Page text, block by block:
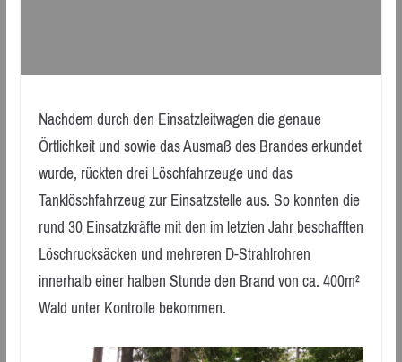
Nachdem durch den Einsatzleitwagen die genaue
Örtlichkeit und sowie das Ausmaß des Brandes erkundet
wurde, rückten drei Löschfahrzeuge und das
Tanklöschfahrzeug zur Einsatzstelle aus. So konnten die
rund 30 Einsatzkräfte mit den im letzten Jahr beschafften
Löschrucksäcken und mehreren D-Strahlrohren
innerhalb einer halben Stunde den Brand von ca. 400m²
Wald unter Kontrolle bekommen.